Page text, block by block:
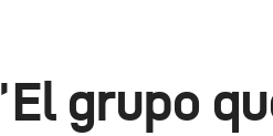
grupo